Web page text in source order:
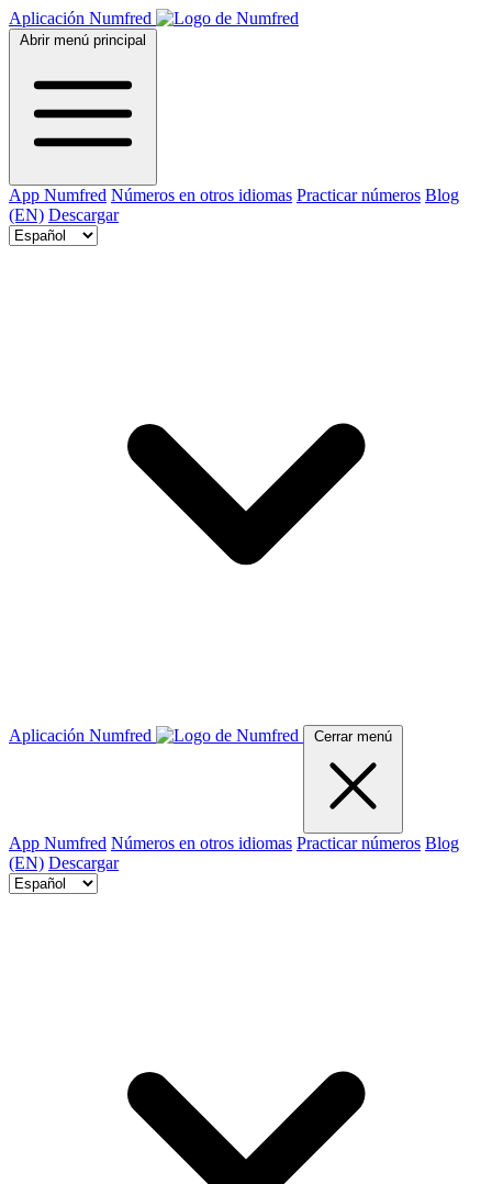
Aplicación Numfred
Abrir menú principal
App Numfred Números en otros idiomas Practicar números Blog
(EN) Descargar
Aplicación Numfred Cerrar menú
App Numfred Números en otros idiomas Practicar números Blog
(EN) Descargar